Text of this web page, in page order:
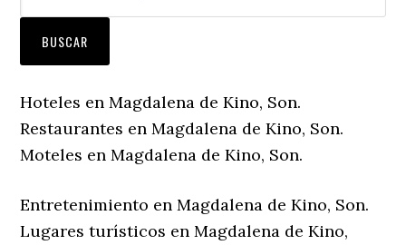
Hoteles en Magdalena de Kino, Son.
Restaurantes en Magdalena de Kino, Son.
Moteles en Magdalena de Kino, Son.
Entretenimiento en Magdalena de Kino, Son.
Lugares turísticos en Magdalena de Kino,